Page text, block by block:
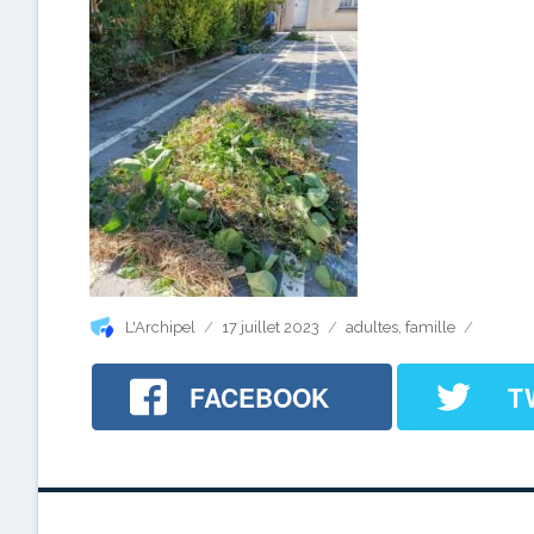
Auteur
L'Archipel
Publié
17 juillet 2023 Catégories
adultes ,famille
FACEBOOK